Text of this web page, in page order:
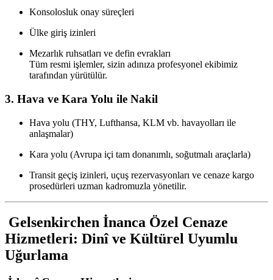
Konsolosluk onay süreçleri
Ülke giriş izinleri
Mezarlık ruhsatları ve defin evrakları
Tüm resmi işlemler, sizin adınıza profesyonel ekibimiz
tarafından yürütülür.
3. Hava ve Kara Yolu ile Nakil
Hava yolu (THY, Lufthansa, KLM vb. havayolları ile
anlaşmalar)
Kara yolu (Avrupa içi tam donanımlı, soğutmalı araçlarla)
Transit geçiş izinleri, uçuş rezervasyonları ve cenaze kargo
prosedürleri uzman kadromuzla yönetilir.
Gelsenkirchen İnanca Özel Cenaze
Hizmetleri: Dinî ve Kültürel Uyumlu
Uğurlama